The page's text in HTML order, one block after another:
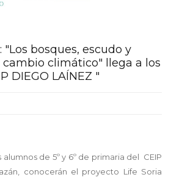
bosques, escudo y
climático" llega a los
DIEGO LAÍNEZ "
alumnos de 5º y 6º de primaria del CEIP
conocerán el proyecto Life Soria